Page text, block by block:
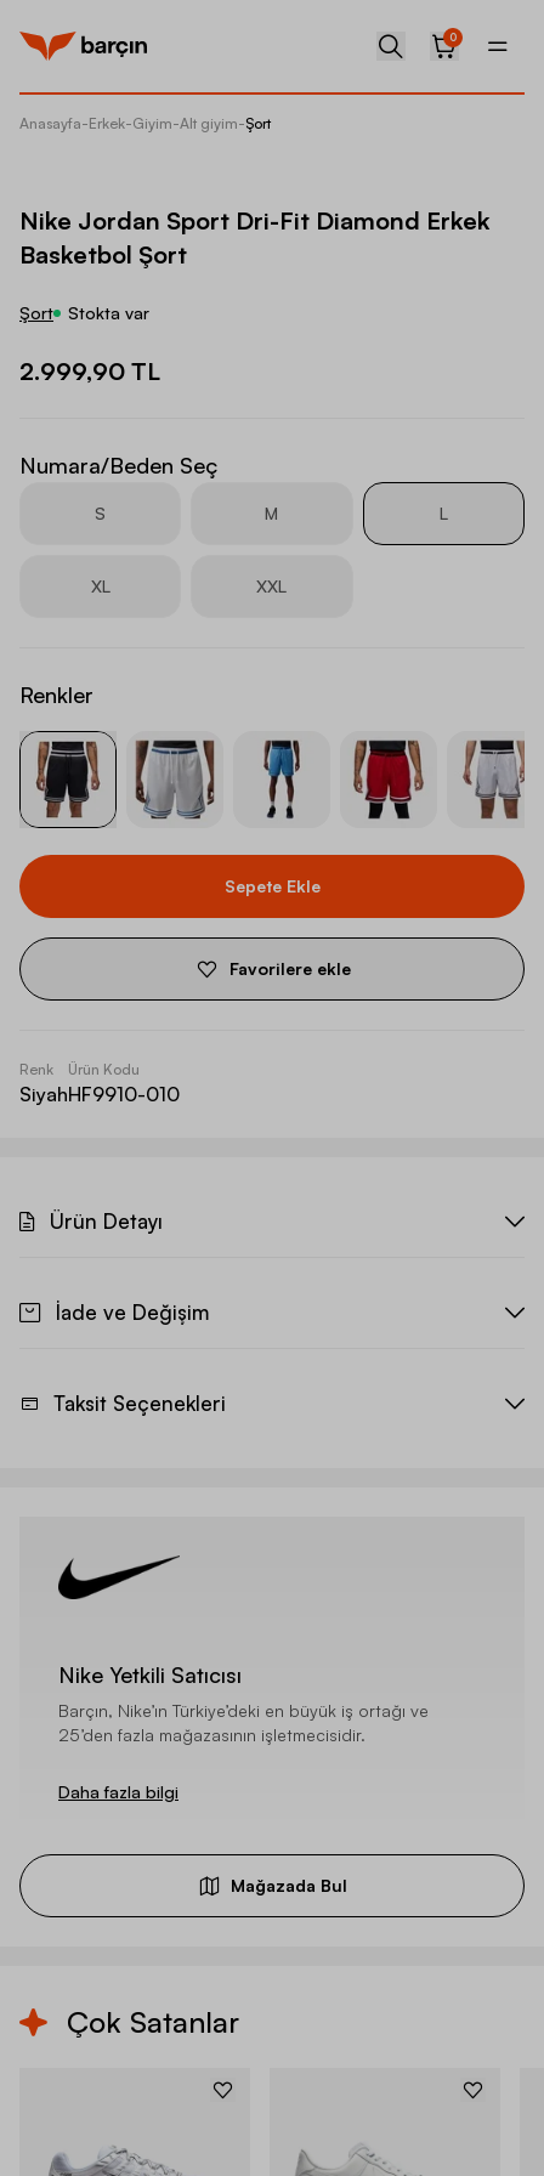
0
Anasayfa-Erkek-Giyim-Alt giyim-Şort
Nike Jordan Sport Dri-Fit Diamond Erkek
Basketbol Şort
Şort Stokta var
2.999,90 TL
Numara/Beden Seç
S M L
XL XXL
Renkler
Sepete Ekle
Favorilere ekle
Renk
Siyah
Ürün Kodu
HF9910-010
Ürün Detayı
İade ve Değişim
Taksit Seçenekleri
Nike Yetkili Satıcısı
Barçın, Nike’ın Türkiye’deki en büyük iş ortağı ve
25’den fazla mağazasının işletmecisidir.
Daha fazla bilgi
Mağazada Bul
Çok Satanlar